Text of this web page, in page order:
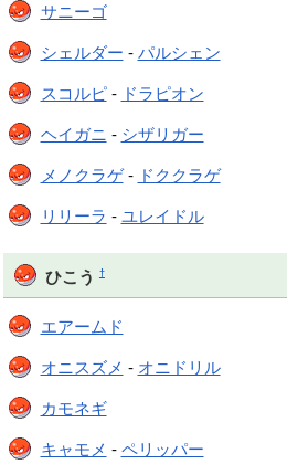
サニーゴ
シェルダー - パルシェン
スコルピ- ドラピオン
ヘイガニ - シザリガー
メノクラゲ- ドククラゲ
リリーラ - ユレイドル
ひこう †
エアームド
オニスズメ - オニドリル
カモネギ
キャモメ - ペリッパー